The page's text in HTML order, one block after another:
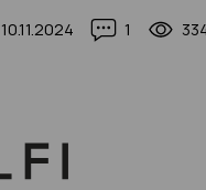
идей (300+ фото)
10.11.2024 1